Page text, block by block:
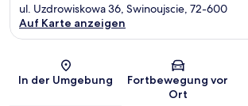
Karte
ul. Uzdrowiskowa 36, Swinoujscie, 72-600
Auf Karte anzeigen
In der Umgebung
Fortbewegung vor
Ort